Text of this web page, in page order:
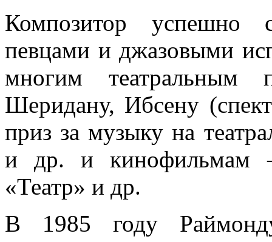
Композитор успешно
певцами и джазовыми
многим театральным
Шеридану, Ибсену
приз за музыку на
и др. и кинофильмам
«Театр» и др.
В 1985 году